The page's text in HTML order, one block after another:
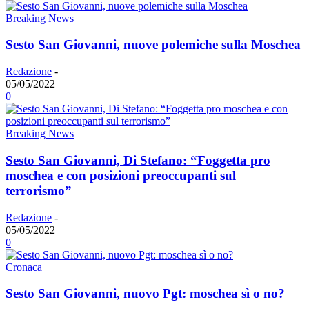
Breaking News
Sesto San Giovanni, nuove polemiche sulla Moschea
Redazione -
05/05/2022
0
Breaking News
Sesto San Giovanni, Di Stefano: “Foggetta pro
moschea e con posizioni preoccupanti sul
terrorismo”
Redazione -
05/05/2022
0
Cronaca
Sesto San Giovanni, nuovo Pgt: moschea sì o no?